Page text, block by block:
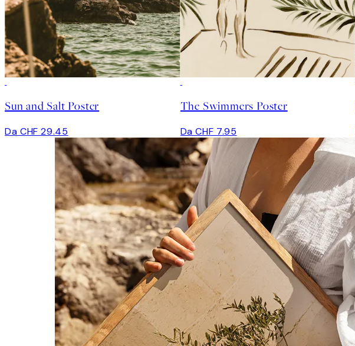
Sun and Salt Poster
Da CHF 29.45
The Swimmers Poster
Da CHF 7.95